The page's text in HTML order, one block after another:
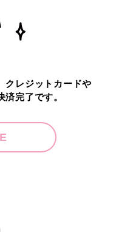
クレジットカードや
済完了です。